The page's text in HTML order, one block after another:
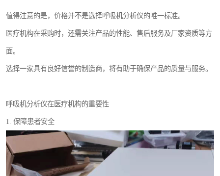
值得注意的是，价格并不是选择呼吸机分析仪的唯一标准。
医疗机构在采购时，还需关注产品的性能、售后服务及厂家资质等方
面。
选择一家具有良好信誉的制造商，将有助于确保产品的质量与服务。
呼吸机分析仪在医疗机构的重要性
1. 保障患者安全